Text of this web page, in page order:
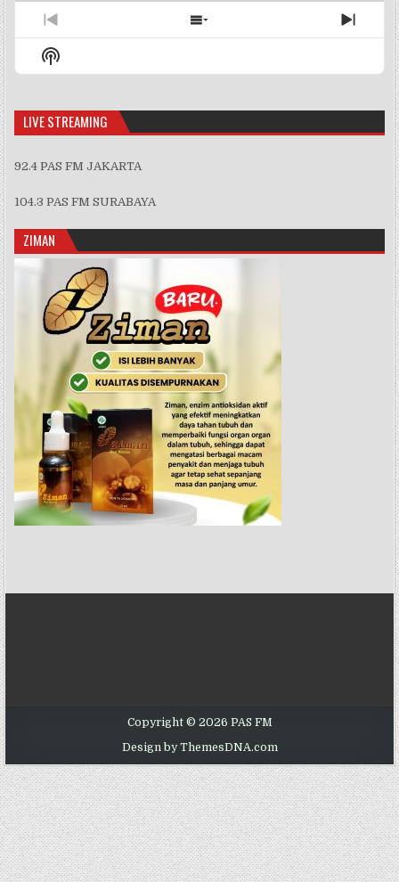
Previous
Episode
Show
Next
Show
Podcast
LIVE STREAMING
92.4 PAS FM JAKARTA
104.3 PAS FM SURABAYA
ZIMAN
Copyright © 2026 PAS FM
Design by ThemesDNA.com